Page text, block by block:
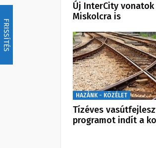
FRISSÍTÉS
Új InterCity
Miskolcra is
HAZÁNK - KÖZÉLET
Tízéves
programot indít a